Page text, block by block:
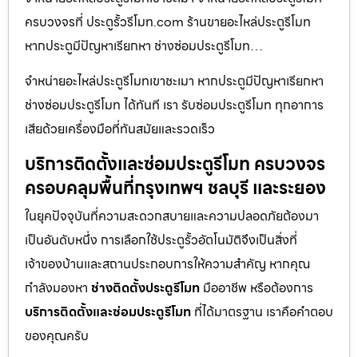
ครบวงจรที่ ประตูรั้วรีโมท.com ร้านขายอะไหล่ประตูรีโมท
หากประตูมีปัญหาเรียกหา ช่างซ่อมประตูรีโมท…
จำหน่ายอะไหล่ประตูรีโมทเขาชะเมา หากประตูมีปัญหาเรียกหา
ช่างซ่อมประตูรีโมท ได้ทันที เรา รับซ่อมประตูรีโมท ทุกอาการ
เสียด้วยเครื่องมือที่ทันสมัยและรวดเร็ว
บริการติดตั้งและซ่อมประตูรีโมท ครบวงจร
ครอบคลุมพื้นที่กรุงเทพฯ ชลบุรี และระยอง
ในยุคปัจจุบันที่ความสะดวกสบายและความปลอดภัยต้องมา
เป็นอันดับหนึ่ง การเลือกใช้ประตูรั้วอัตโนมัติจึงเป็นสิ่งที่
เจ้าของบ้านและสถานประกอบการให้ความสำคัญ หากคุณ
กำลังมองหา ช่างติดตั้งประตูรีโมท มืออาชีพ หรือต้องการ
บริการติดตั้งและซ่อมประตูรีโมท ที่ได้มาตรฐาน เราคือคำตอบ
ของคุณครับ